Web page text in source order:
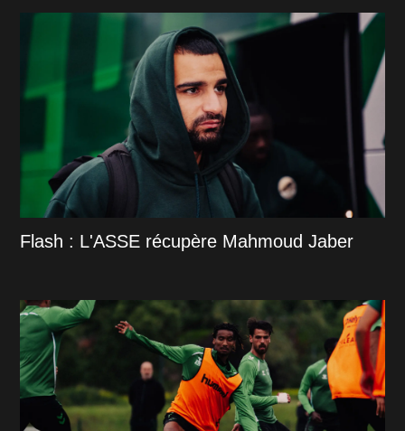
Flash : L'ASSE récupère Mahmoud Jaber